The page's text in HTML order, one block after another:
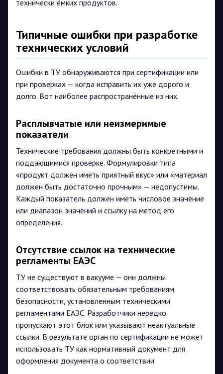
технически ёмких продуктов.
Типичные ошибки при разработке
технических условий
Ошибки в ТУ обнаруживаются при сертификации или
при проверках — когда исправить их уже дорого и
долго. Вот наиболее распространённые из них.
Расплывчатые или неизмеримые
показатели
Технические требования должны быть конкретными и
поддающимися проверке. Формулировки типа
«продукт должен иметь приятный вкус» или «материал
должен быть достаточно прочным» — недопустимы.
Каждый показатель должен иметь числовое значение
или диапазон значений и ссылку на метод его
определения.
Отсутствие ссылок на технические
регламенты ЕАЭС
ТУ не существуют в вакууме — они должны
соответствовать обязательным требованиям
безопасности, установленным техническими
регламентами ЕАЭС. Разработчики нередко
пропускают этот блок или указывают неактуальные
ссылки. В результате орган по сертификации не может
использовать ТУ как нормативный документ для
оформления документа о соответствии.